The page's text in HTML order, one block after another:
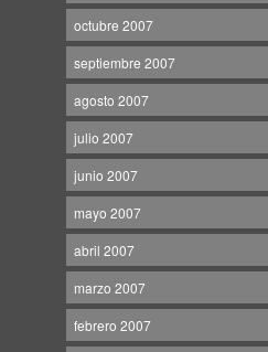
octubre 2007
septiembre 2007
agosto 2007
julio 2007
junio 2007
mayo 2007
abril 2007
marzo 2007
febrero 2007